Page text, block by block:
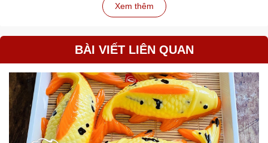
Xem thêm
BÀI VIẾT LIÊN QUAN